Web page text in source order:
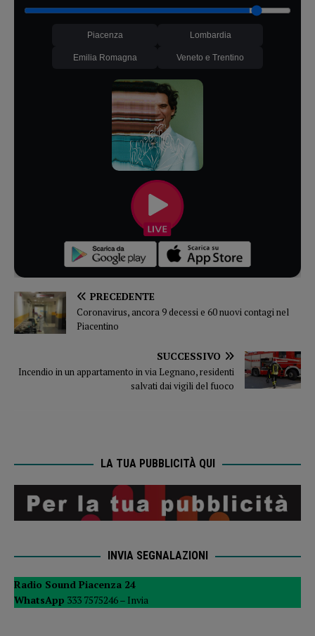
Piacenza Lombardia
Emilia Romagna Veneto e Trentino
PRECEDENTE
Coronavirus, ancora 9 decessi e 60 nuovi contagi nel
Piacentino
SUCCESSIVO
Incendio in un appartamento in via Legnano, residenti
salvati dai vigili del fuoco
LA TUA PUBBLICITÀ QUI
INVIA SEGNALAZIONI
Radio Sound Piacenza 24
WhatsApp 333 7575246 – Invia